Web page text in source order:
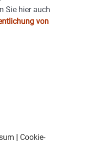
Sie hier auch
von
Cookie-